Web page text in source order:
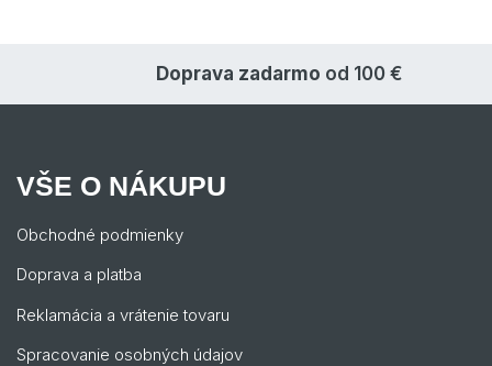
Doprava zadarmo od 100 €
VŠE O NÁKUPU
Obchodné podmienky
Doprava a platba
Reklamácia a vrátenie tovaru
Spracovanie osobných údajov